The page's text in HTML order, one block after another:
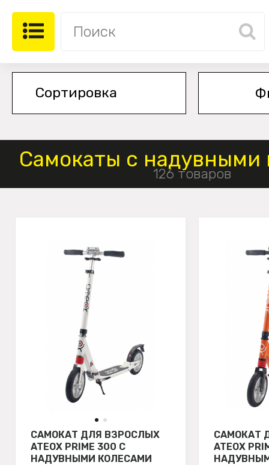
Самокаты с надувными
126 товаров
САМОКАТ ДЛЯ ВЗРОСЛЫХ
ATEOX PRIME 300 С
НАДУВНЫМИ КОЛЕСАМИ
САМОКАТ
ATEOX